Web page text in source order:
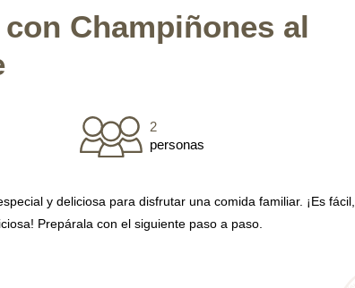
con Champiñones al
2
personas
y deliciosa para disfrutar una comida familiar. ¡Es fácil,
Prepárala con el siguiente paso a paso.